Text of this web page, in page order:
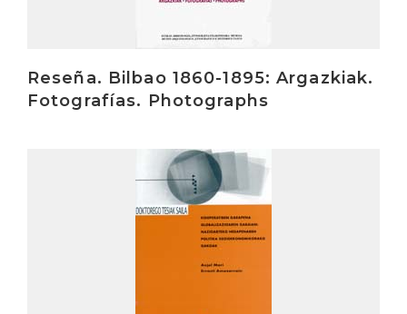
Reseña. Bilbao 1860-1895: Argazkiak.
Fotografías. Photographs